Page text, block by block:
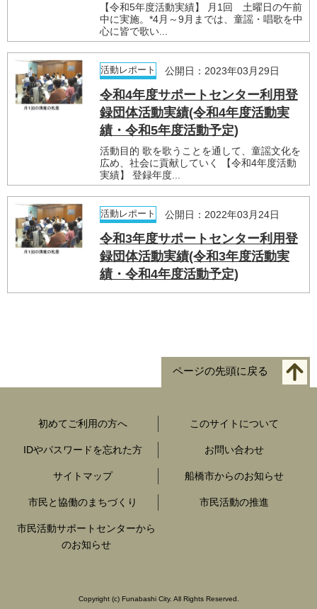
【令和5年度活動実績】 月1回 土曜日の午前
中に実施。*4月～9月までは、童謡・唱歌を中
心に皆で歌い...
活動レポート 公開日：2023年03月29日
令和4年度サポートセンター利用登
録団体活動実績(令和4年度活動実
績・令和5年度活動予定)
活動目的 歌を歌うことを通して、童謡文化を
広め、社会に貢献していく 【令和4年度活動
実績】 登録年度...
活動レポート 公開日：2022年03月24日
令和3年度サポートセンター利用登
録団体活動実績(令和3年度活動実
績・令和4年度活動予定)
ページの先頭に戻る
初めてご利用の方へ このサイトについて
IDやパスワードを忘れた方 お問い合わせ
サイトマップ 船橋市からのお知らせ
市民と協働のまちづくり 市民活動の推進
市民活動サポートセンターから
のお知らせ
Copyright (c) Funabashi City. All Rights Reserved.